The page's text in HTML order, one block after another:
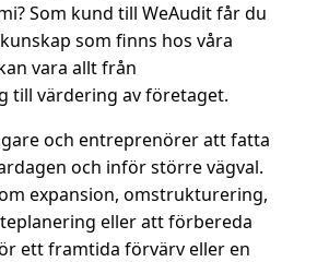
Som kund till WeAudit får du
som finns hos våra
vara allt från
till värdering av företaget.
och entreprenörer att fatta
och inför större vägval.
expansion, omstrukturering,
eller att förbereda
ett framtida förvärv eller en